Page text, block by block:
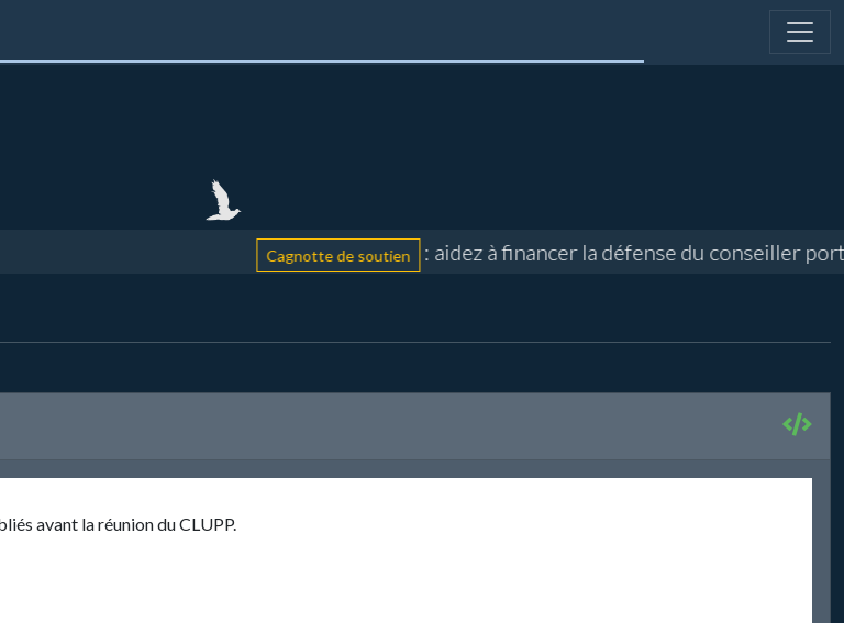
Cagnotte de soutien : aidez à financer la défense du conseiller